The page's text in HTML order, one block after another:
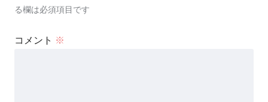
る欄は必須項目です
コメント ※